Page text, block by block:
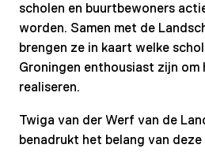
scholen en buurtbewoners
worden. Samen met de
brengen ze in kaart welke
Groningen enthousiast zijn om
realiseren.
Twiga van der Werf van de
benadrukt het belang van